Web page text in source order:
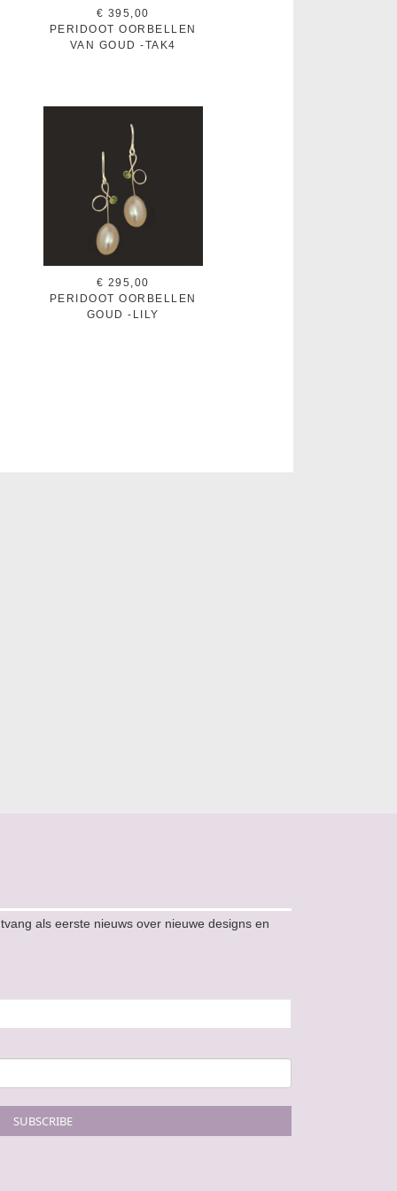
€ 395,00
PERIDOOT OORBELLEN
VAN GOUD -TAK4
€ 295,00
PERIDOOT OORBELLEN
GOUD -LILY
als eerste nieuws over nieuwe designs en